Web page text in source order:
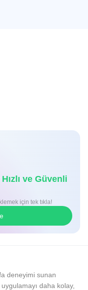
ve Güvenli
için tek tıkla!
deneyimi sunan
daha kolay,